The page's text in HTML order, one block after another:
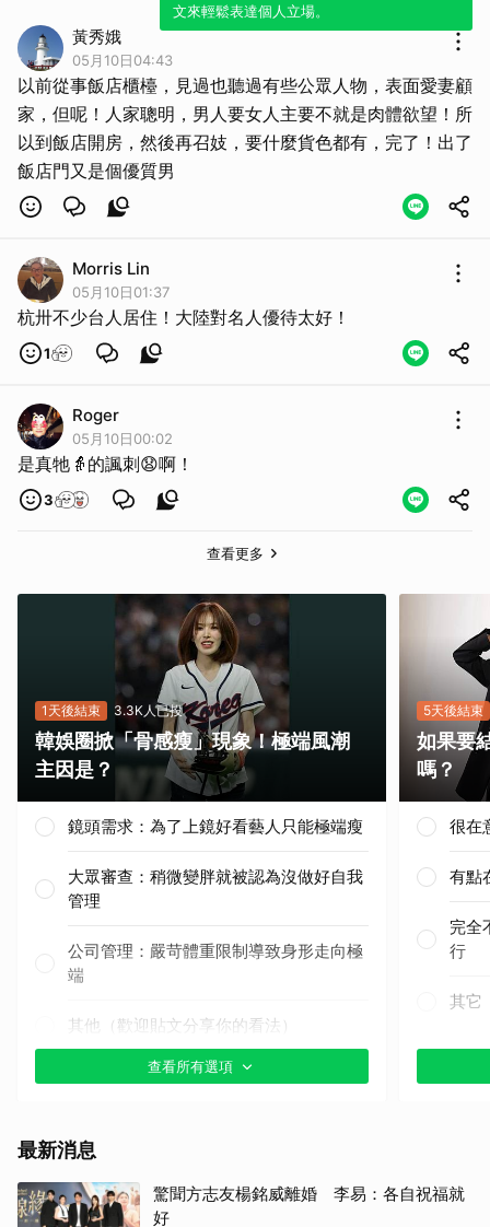
文來輕鬆表達個人立場。
黃秀娥
05月10日04:43
以前從事飯店櫃檯，見過也聽過有些公眾人物，表面愛妻顧
家，但呢！人家聰明，男人要女人主要不就是肉體欲望！所
以到飯店開房，然後再召妓，要什麼貨色都有，完了！出了
飯店門又是個優質男
Morris Lin
05月10日01:37
杭卅不少台人居住！大陸對名人優待太好！
1
Roger
05月10日00:02
是真牠👵的諷刺😧啊！
3
查看更多
1天後結束 3.3K人已投
韓娛圈掀「骨感瘦」現象！極端風潮
主因是？
鏡頭需求：為了上鏡好看藝人只能極端瘦
大眾審查：稍微變胖就被認為沒做好自我
管理
公司管理：嚴苛體重限制導致身形走向極
端
其他（歡迎貼文分享你的看法）
查看所有選項
5天後結束
如果要
嗎？
很在
有點
完全
行
其它
最新消息
驚聞方志友楊銘威離婚 李易：各自祝福就
好
取消